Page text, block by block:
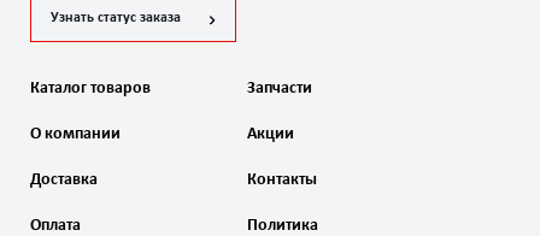
Узнать статус заказа
Каталог товаров Запчасти
О компании
Доставка
Оплата
Акции
Контакты
Политика